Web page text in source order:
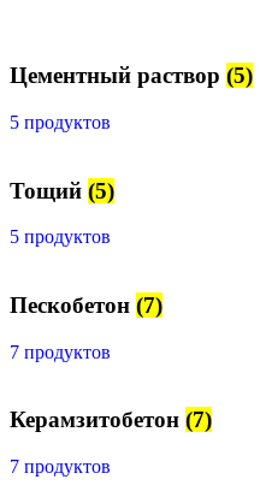
Цементный раствор (5)
5 продуктов
Тощий (5)
5 продуктов
Пескобетон (7)
7 продуктов
Керамзитобетон (7)
7 продуктов